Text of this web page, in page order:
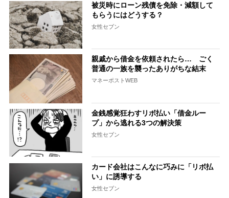
被災時にローン残債を免除・減額して
もらうにはどうする？
女性セブン
親戚から借金を依頼されたら… ごく
普通の一族を襲ったありがちな結末
マネーポストWEB
金銭感覚狂わすリボ払い「借金ルー
プ」から逃れる3つの解決策
女性セブン
カード会社はこんなに巧みに「リボ払
い」に誘導する
女性セブン